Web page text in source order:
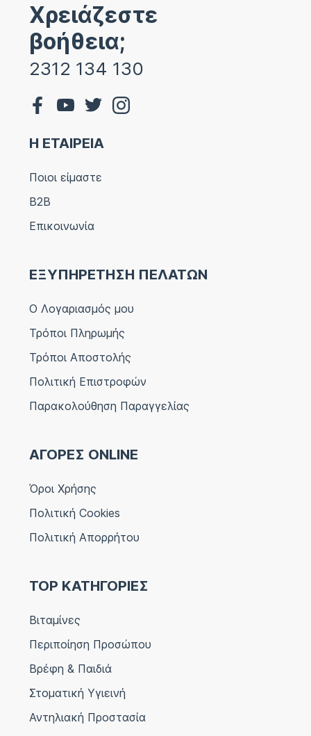
Χρειάζεστε
βοήθεια;
2312 134 130
Η ΕΤΑΙΡΕΙΑ
Ποιοι είμαστε
B2B
Επικοινωνία
ΕΞΥΠΗΡΕΤΗΣΗ ΠΕΛΑΤΩΝ
Ο Λογαριασμός μου
Τρόποι Πληρωμής
Τρόποι Αποστολής
Πολιτική Επιστροφών
Παρακολούθηση Παραγγελίας
ΑΓΟΡΕΣ ONLINE
Όροι Χρήσης
Πολιτική Cookies
Πολιτική Απορρήτου
TOP ΚΑΤΗΓΟΡΙΕΣ
Βιταμίνες
Περιποίηση Προσώπου
Βρέφη & Παιδιά
Στοματική Υγιεινή
Αντηλιακή Προστασία